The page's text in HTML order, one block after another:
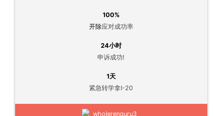
100%
开除应对成功率
24小时
申诉成功!
1天
紧急转学拿I-20